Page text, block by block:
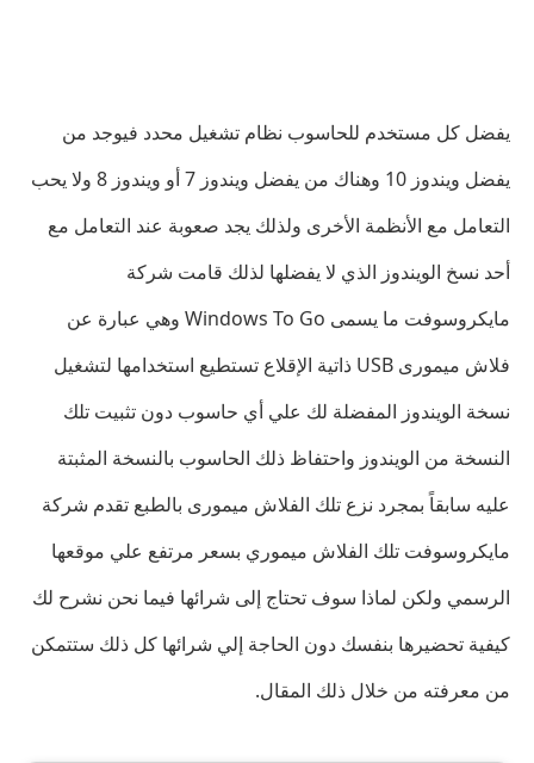
يفضل كل مستخدم للحاسوب نظام تشغيل محدد فيوجد من
يفضل ويندوز 10 وهناك من يفضل ويندوز 7 أو ويندوز 8 ولا يحب
التعامل مع الأنظمة الأخرى ولذلك يجد صعوبة عند التعامل مع
أحد نسخ الويندوز الذي لا يفضلها لذلك قامت شركة
مايكروسوفت ما يسمى Windows To Go وهي عبارة عن
فلاش ميمورى USB ذاتية الإقلاع تستطيع استخدامها لتشغيل
نسخة الويندوز المفضلة لك علي أي حاسوب دون تثبيت تلك
النسخة من الويندوز واحتفاظ ذلك الحاسوب بالنسخة المثبتة
عليه سابقاً بمجرد نزع تلك الفلاش ميمورى بالطبع تقدم شركة
مايكروسوفت تلك الفلاش ميموري بسعر مرتفع علي موقعها
الرسمي ولكن لماذا سوف تحتاج إلى شرائها فيما نحن نشرح لك
كيفية تحضيرها بنفسك دون الحاجة إلي شرائها كل ذلك ستتمكن
من معرفته من خلال ذلك المقال.